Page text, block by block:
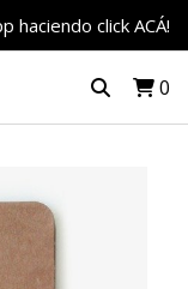
haciendo click ACÁ!
0